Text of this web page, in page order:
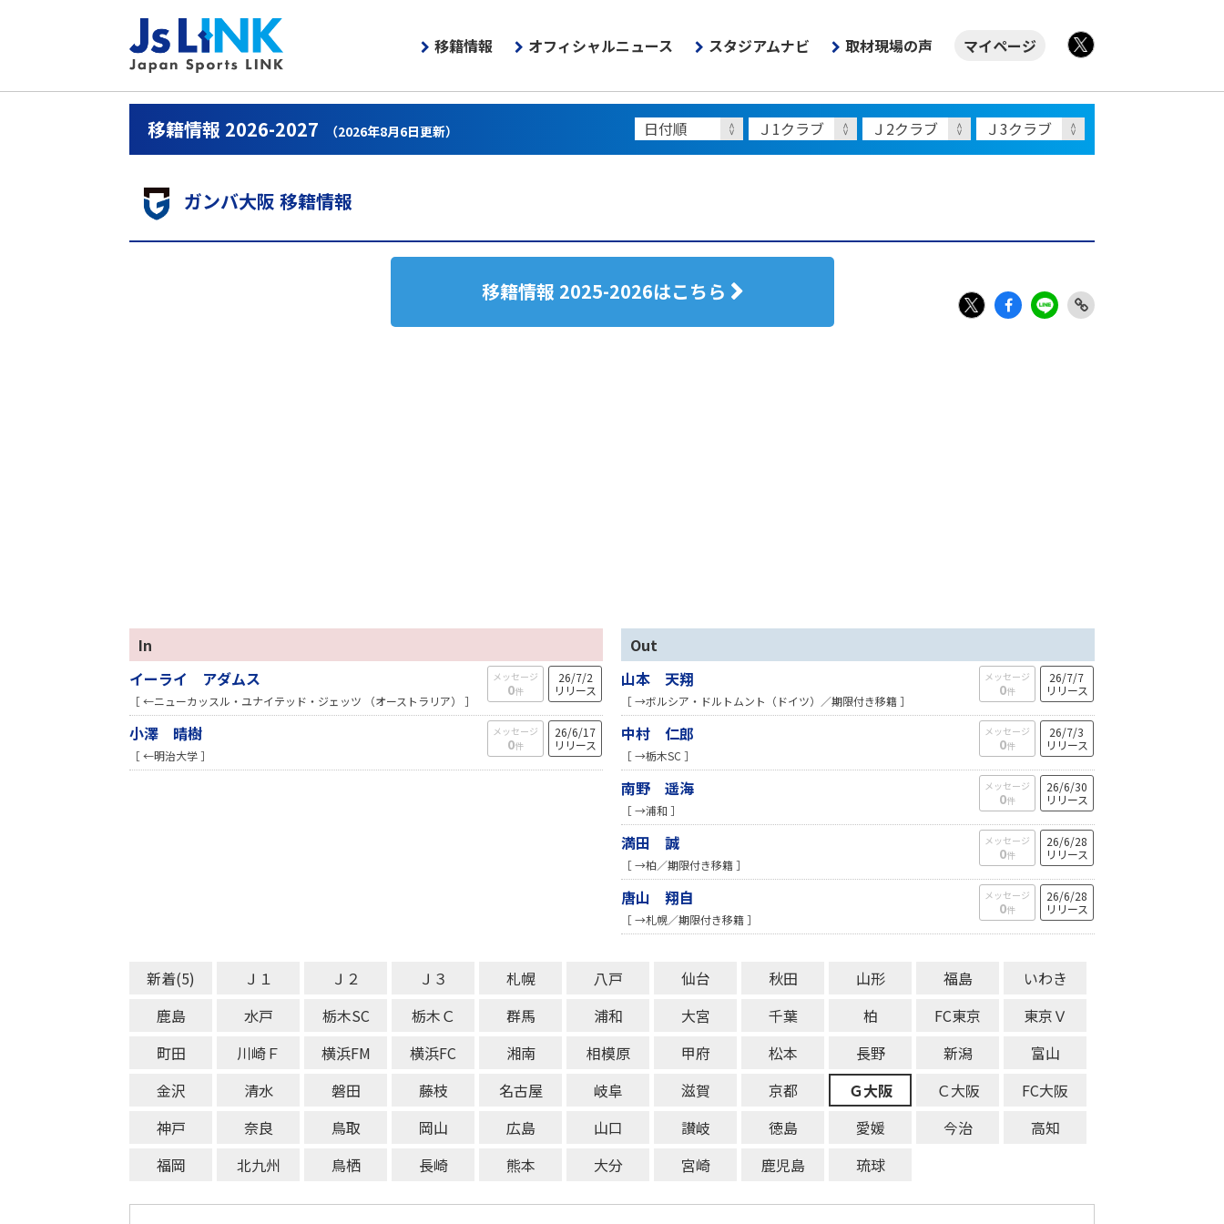
移籍情報 オフィシャルニュース スタジアムナビ 取材現場の声
マイページ
移籍情報 2026-2027 （2026年8月6日更新）
ガンバ大阪 移籍情報
移籍情報 2025-2026はこちら
In
イーライ アダムス
［ ←ニューカッスル・ユナイテッド・ジェッツ （オーストラリア） ］
メッセージ
0件
26/7/2
リリース
小澤 晴樹
［ ←明治大学 ］
メッセージ
0件
26/6/17
リリース
Out
山本 天翔
［ →ボルシア・ドルトムント（ドイツ）／期限付き移籍 ］
メッセージ
0件
26/7/7
リリース
中村 仁郎
［ →栃木SC ］
メッセージ
0件
26/7/3
リリース
南野 遥海
［ →浦和 ］
メッセージ
0件
26/6/30
リリース
満田 誠
［ →柏／期限付き移籍 ］
メッセージ
0件
26/6/28
リリース
唐山 翔自
［ →札幌／期限付き移籍 ］
メッセージ
0件
26/6/28
リリース
新着(5) Ｊ１ Ｊ２ Ｊ３ 札幌 八戸 仙台 秋田 山形 福島
いわき
鹿島
水戸 栃木SC 栃木Ｃ 群馬 浦和 大宮 千葉 柏 FC東京
東京Ｖ
町田
川崎Ｆ 横浜FM 横浜FC 湘南 相模原 甲府 松本 長野 新潟
富山
金沢
清水 磐田 藤枝 名古屋 岐阜 滋賀 京都 Ｇ大阪 Ｃ大阪
FC大阪
神戸
奈良 鳥取 岡山 広島 山口 讃岐 徳島 愛媛 今治
高知
福岡
北九州 鳥栖 長崎 熊本 大分 宮崎 鹿児島 琉球